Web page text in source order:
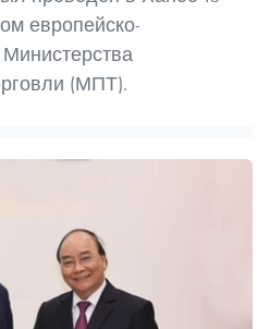
европейско-
(МПТ).